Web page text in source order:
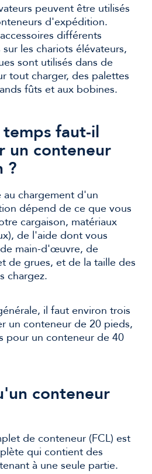
peuvent être utilisés
d'expédition.
différents
les chariots élévateurs,
sont utilisés dans de
tout charger, des palettes
fûts et aux bobines.
faut-il
un conteneur
?
au chargement d'un
dépend de ce que vous
cargaison, matériaux
de l'aide dont vous
main-d'œuvre, de
de grues, et de la taille des
chargez.
il faut environ trois
un conteneur de 20 pieds,
pour un conteneur de 40
conteneur
de conteneur (FCL) est
qui contient des
à une seule partie.